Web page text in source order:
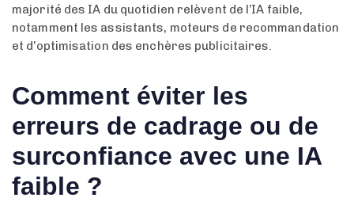
majorité des IA du quotidien relèvent de l’IA faible,
notamment les assistants, moteurs de recommandation
et d’optimisation des enchères publicitaires.
Comment éviter les
erreurs de cadrage ou de
surconfiance avec une IA
faible ?